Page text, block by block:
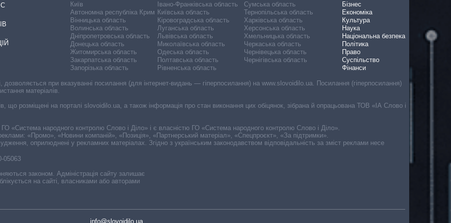
Київ
Автономна республіка Крим
Вінницька область
Волинська область
Дніпропетровська область
Донецька область
Житомирська область
Закарпатська область
Запорізька область
Івано-Франківська область
Київська область
Кіровоградська область
Луганська область
Львівська область
Миколаївська область
Одеська область
Полтавська область
Рівненська область
Сумська область
Тернопільська область
Харківська область
Херсонська область
Хмельницька область
Черкаська область
Чернівецька область
Чернігівська область
Бізнес
Економіка
Культура
Наука
Національна безпека
Політика
Право
Суспільство
Фінанси
05063
законом. Адміністрація сайту залишає
на сайті, власниками або авторами
info@slovoidilo.ua
дозволяється при вказуванні посилання (для інтернет-видань — гіперпосилання) на www.slovoidilo.ua. Посилання (гіперпосилання)
матеріалів.
що розміщені на порталі slovoidilo.ua, а також інформація про стан виконання цих обіцянок, зібрана й опрацьована ТОВ «ІА Слово і
ГО «Система народного контролю Слово і Діло» і є власністю ГО «Система народного контролю Слово і Діло».
«Промо», «Новини компаній», «Позиція», «Партнерський матеріал», «Спецпроєкт», «За підтримки».
оприлюднені у рекламних матеріалах. Згідно з українським законодавством відповідальність за зміст реклами несе